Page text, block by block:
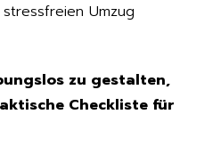
Umzug
zu gestalten,
Checkliste für